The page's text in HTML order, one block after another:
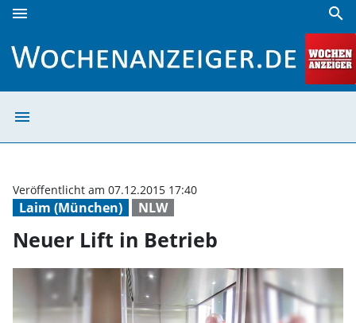
menu search
menu
Laim (München) NLW
Veröffentlicht am 07.12.2015 17:40
Neuer Lift in Betrieb